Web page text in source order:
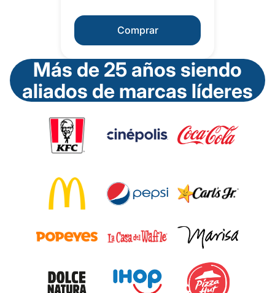
Comprar
Más de 25 años siendo
aliados de marcas líderes